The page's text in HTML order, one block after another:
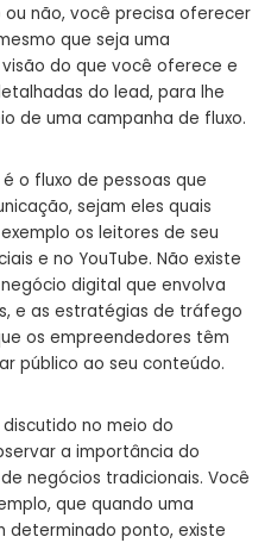
não, você precisa oferecer
que seja uma
do que você oferece e
do lead, para lhe
de uma campanha de fluxo.
o fluxo de pessoas que
sejam eles quais
os leitores de seu
e no YouTube. Não existe
digital que envolva
e as estratégias de tráfego
os empreendedores têm
público ao seu conteúdo.
no meio do
a importância do
negócios tradicionais. Você
que quando uma
determinado ponto, existe